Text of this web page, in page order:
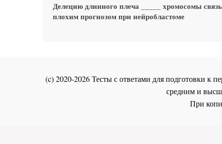
Делецию длинного плеча _____ хромосомы
плохим прогнозом при нейробластоме
(c) 2020-2026 Тесты с ответами для подготовки к
средним и
При